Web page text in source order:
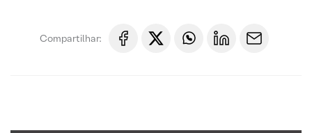
Compartilhar: